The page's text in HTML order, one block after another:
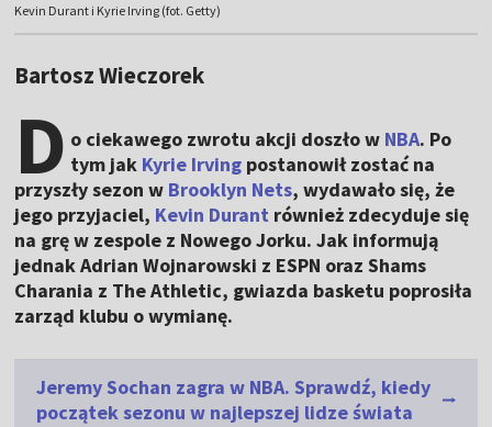
Kevin Durant i Kyrie Irving (fot. Getty)
Bartosz Wieczorek
D o ciekawego zwrotu akcji doszło w NBA. Po
tym jak Kyrie Irving postanowił zostać na
przyszły sezon w Brooklyn Nets, wydawało się, że
jego przyjaciel, Kevin Durant również zdecyduje się
na grę w zespole z Nowego Jorku. Jak informują
jednak Adrian Wojnarowski z ESPN oraz Shams
Charania z The Athletic, gwiazda basketu poprosiła
zarząd klubu o wymianę.
Jeremy Sochan zagra w NBA. Sprawdź, kiedy
początek sezonu w najlepszej lidze świata